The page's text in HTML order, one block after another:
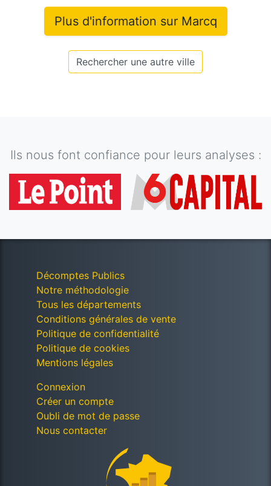
Plus d'information sur Marcq
Rechercher une autre ville
Ils nous font confiance pour leurs analyses :
Décomptes Publics
Notre méthodologie
Tous les départements
Conditions générales de vente
Politique de confidentialité
Politique de cookies
Mentions légales
Connexion
Créer un compte
Oubli de mot de passe
Nous contacter